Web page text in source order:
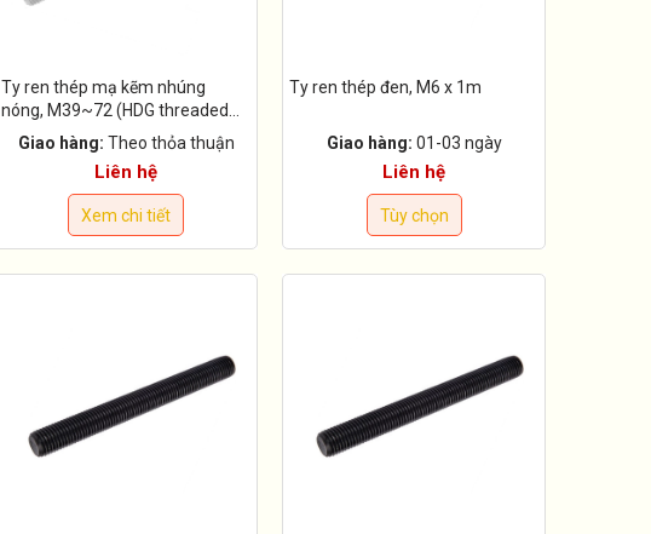
Ty ren thép mạ kẽm nhúng
nóng, M39~72 (HDG threaded
rod)
Giao hàng: Theo thỏa thuận
Liên hệ
Xem chi tiết
Ty ren thép đen, M6 x 1m
Giao hàng: 01-03 ngày
Liên hệ
Tùy chọn